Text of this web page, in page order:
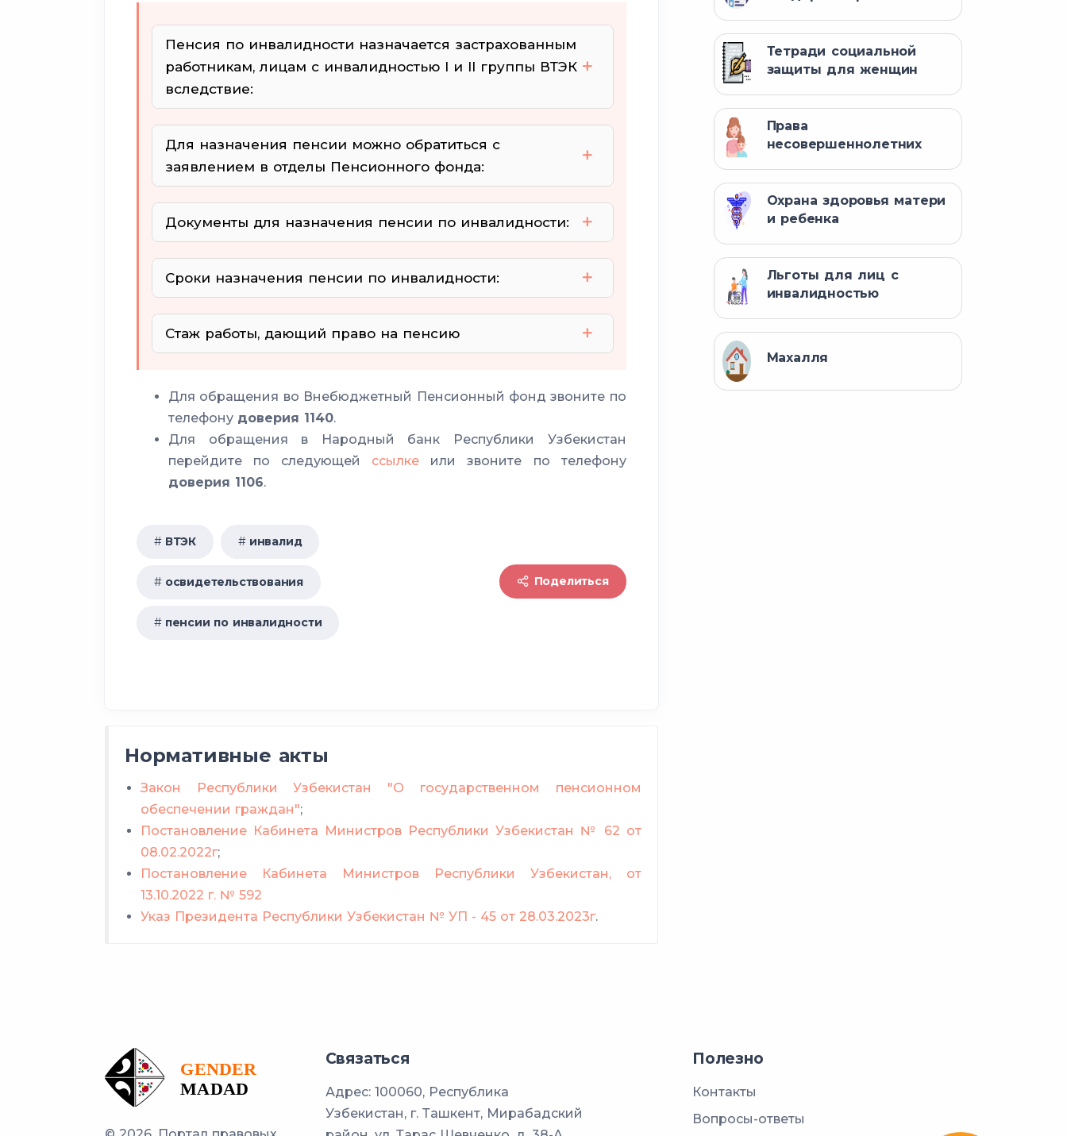
Пенсия по инвалидности назначается застрахованным
работникам, лицам с инвалидностью I и II группы ВТЭК
вследствие:
независимо от продолжительности трудовой
деятельности
общем трудовом
стаже
Для назначения пенсии можно обратиться с
заявлением в отделы Пенсионного фонда:
самостоятельно
самостоятельно
Документы для назначения пенсии по инвалидности:
стаж работы
справка
Сроки назначения пенсии по инвалидности:
Стаж работы, дающий право на пенсию
от 41 года до достижения 46 лет
от 46 лет до достижения 51 года
от 51 года до достижения 56 лет
от 56 лет и старше
Для обращения во Внебюджетный Пенсионный фонд звоните по
телефону доверия 1140.
Для обращения в Народный банк Республики Узбекистан
перейдите по следующей ссылке или звоните по телефону
доверия 1106.
ВТЭК инвалид
освидетельствования
пенсии по инвалидности
Поделиться
Нормативные акты
Закон Республики Узбекистан "О государственном пенсионном
обеспечении граждан";
Постановление Кабинета Министров Республики Узбекистан № 62 от
08.02.2022г;
Постановление Кабинета Министров Республики Узбекистан, от
13.10.2022 г. № 592
Указ Президента Республики Узбекистан № УП - 45 от 28.03.2023г.
Тетради социальной
защиты для женщин
Права
несовершеннолетних
Охрана здоровья матери
и ребенка
Льготы для лиц с
инвалидностью
Махалля
Связаться
Адрес: 100060, Республика
Узбекистан, г. Ташкент, Мирабадский
Полезно
Контакты
Вопросы-ответы